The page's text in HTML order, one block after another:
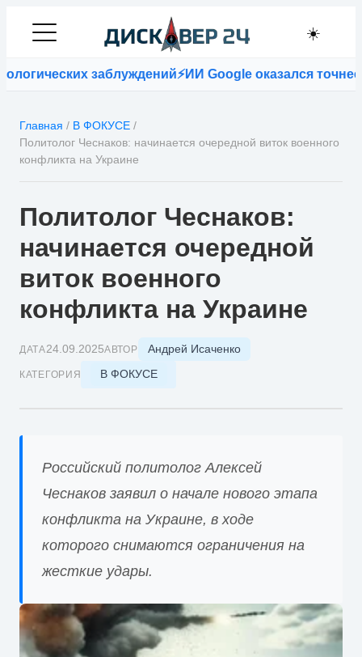
☀️
заблуждений⚡ИИ Google оказался точнее
Главная / В ФОКУСЕ /
Политолог Чеснаков: начинается очередной виток военного
конфликта на Украине
Политолог Чеснаков:
начинается очередной
виток военного
конфликта на Украине
ДАТА24.09.2025АВТОР Андрей Исаченко
КАТЕГОРИЯ В ФОКУСЕ
Российский политолог Алексей
Чеснаков заявил о начале нового этапа
конфликта на Украине, в ходе
которого снимаются ограничения на
жесткие удары.